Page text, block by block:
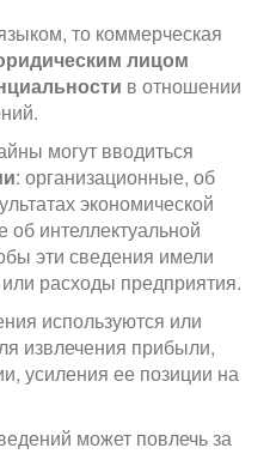
то коммерческая
лицом
в отношении
могут вводиться
: организационные, об
экономической
об интеллектуальной
эти сведения имели
расходы предприятия.
используются или
извлечения прибыли,
усиления ее позиции на
может повлечь за